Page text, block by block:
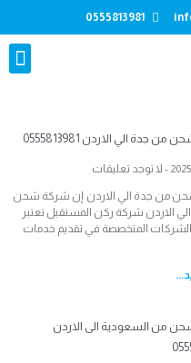
0555813981
جدة الي الاردن 0555813981
لا توجد تعليقات
من جدة الي الاردن إن شركة شحن
الاردن شركة ركن المستقبل تعتبر
المتخصصة في تقديم خدمات
من السعودية الى الاردن